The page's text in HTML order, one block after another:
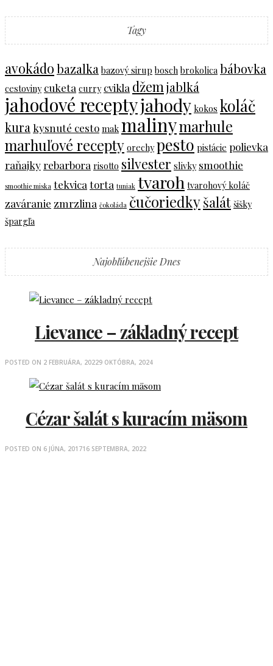
Tagy
avokádobazalka bazový sirup bosch brokolica bábovka
cestoviny cuketa curry cvikla džem jablká
jahodové receptyjahody kokos koláč
kura kysnuté cesto mak malinymarhule
marhuľové recepty orechy pesto pistácie polievka
raňajkyrebarbora risotto silvester slivky smoothie
smoothie miska tekvica torta tuniak tvaroh tvarohový koláč
zaváranie zmrzlina čokoláda čučoriedkyšalát šišky
špargľa
Najobľúbenejšie Dnes
Lievance – základný recept
POSTED ON 2 FEBRUÁRA, 20229 OKTÓBRA, 2024
Cézar šalát s kuracím mäsom
POSTED ON 6 JÚNA, 201716 SEPTEMBRA, 2022